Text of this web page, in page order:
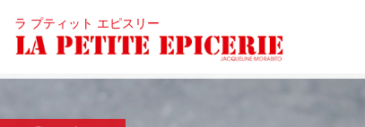
ラ プティット エピスリー